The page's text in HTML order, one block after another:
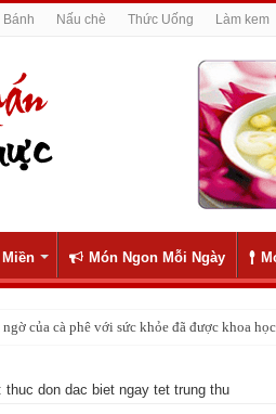
Bánh Nấu chè Thức Uống Làm kem
Món Ngon Mỗi Ngày
của cà phê với sức khỏe đã được khoa
thuc don dac biet ngay tet trung thu